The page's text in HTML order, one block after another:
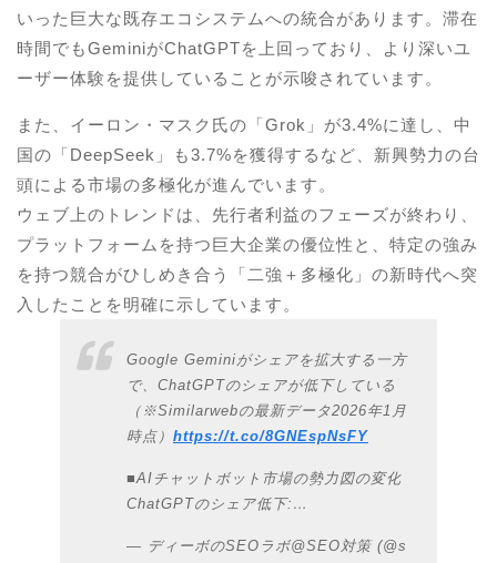
いった巨大な既存エコシステムへの統合があります。滞在
時間でもGeminiがChatGPTを上回っており、より深いユ
ーザー体験を提供していることが示唆されています。
また、イーロン・マスク氏の「Grok」が3.4%に達し、中
国の「DeepSeek」も3.7%を獲得するなど、新興勢力の台
頭による市場の多極化が進んでいます。
ウェブ上のトレンドは、先行者利益のフェーズが終わり、
プラットフォームを持つ巨大企業の優位性と、特定の強み
を持つ競合がひしめき合う「二強＋多極化」の新時代へ突
入したことを明確に示しています。
Google Geminiがシェアを拡大する一方
で、ChatGPTのシェアが低下している
（※Similarwebの最新データ2026年1月
時点） https://t.co/8GNEspNsFY
■AIチャットボット市場の勢力図の変化
ChatGPTのシェア低下:…
— ディーボのSEOラボ@SEO対策 (@s